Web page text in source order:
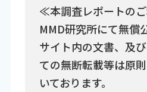
≪本調査レポートの
MMD研究所にて無償
サイト内の文書、及
ての無断転載等は原
いております。